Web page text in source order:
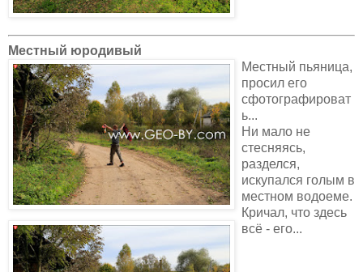
Местный юродивый
Местный пьяница,
просил его
сфотографироват
ь...
Ни мало не
стесняясь,
разделся,
искупался голым в
местном водоеме.
Кричал, что здесь
всё - его...